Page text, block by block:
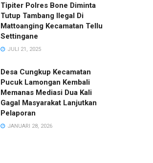
Tipiter Polres Bone Diminta
Tutup Tambang Ilegal Di
Mattoanging Kecamatan Tellu
Settingane
JULI 21, 2025
Desa Cungkup Kecamatan
Pucuk Lamongan Kembali
Memanas Mediasi Dua Kali
Gagal Masyarakat Lanjutkan
Pelaporan
JANUARI 28, 2026